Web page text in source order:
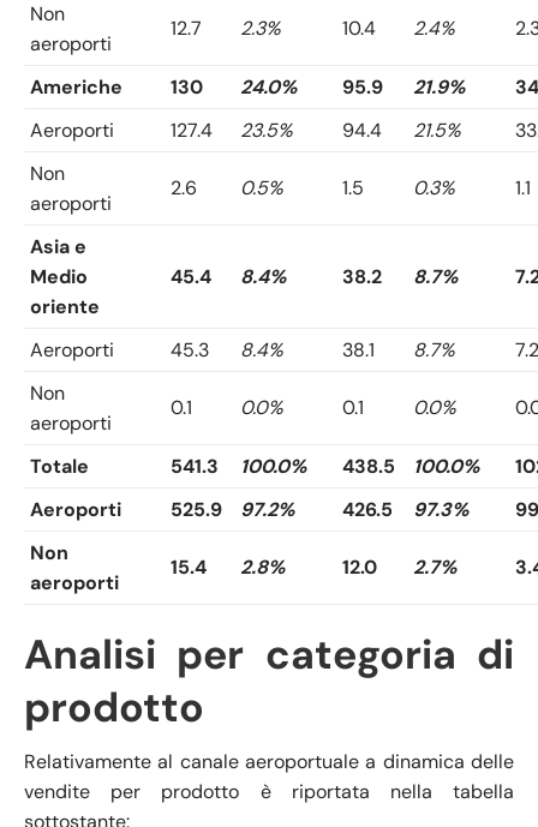
Non
aeroporti
12.7 2.3% 10.4 2.4%
Americhe 130 24.0% 95.9 21.9%
Aeroporti
127.4 23.5% 94.4 21.5%
Non
aeroporti
2.6 0.5% 1.5 0.3% 1.1
Asia e
Medio
oriente
45.4 8.4% 38.2 8.7%
Aeroporti 45.3 8.4% 38.1 8.7%
7.2
Non
aeroporti
0.1 0.0% 0.1 0.0%
Totale 541.3 100.0% 438.5 100.0%
Aeroporti
525.9 97.2% 426.5 97.3%
Non
aeroporti
15.4 2.8% 12.0 2.7%
Analisi per categoria di
prodotto
Relativamente al canale aeroportuale a dinamica delle
vendite per prodotto è riportata nella tabella